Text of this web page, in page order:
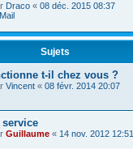
Draco « 08 déc. 2015 08:37
Sujets
t-il chez vous ?
Vincent « 08 févr. 2014 20:07
Guillaume « 14 nov. 2012 12:51